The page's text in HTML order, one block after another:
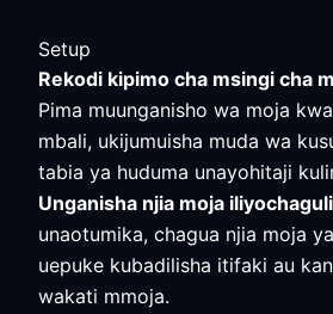
Setup
Rekodi kipimo cha msingi cha
Pima muunganisho wa moja
mbali, ukijumuisha muda wa
tabia ya huduma unayohitaji
Unganisha njia moja
unaotumika, chagua njia moja
uepuke kubadilisha itifaki au
wakati mmoja.